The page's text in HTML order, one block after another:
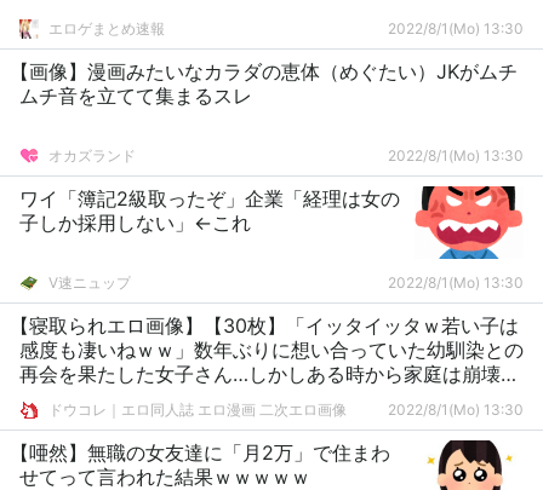
エロゲまとめ速報 2022/8/1(Mo) 13:30
【画像】漫画みたいなカラダの恵体（めぐたい）JKがムチ
ムチ音を立てて集まるスレ
オカズランド 2022/8/1(Mo) 13:30
ワイ「簿記2級取ったぞ」企業「経理は女の
子しか採用しない」←これ
V速ニュップ 2022/8/1(Mo) 13:30
【寝取られエロ画像】【30枚】「イッタイッタｗ若い子は
感度も凄いねｗｗ」数年ぶりに想い合っていた幼馴染との
再会を果たした女子さん…しかしある時から家庭は崩壊し
父の慰み者となった
ドウコレ｜エロ同人誌 エロ漫画 二次エロ画像 2022/8/1(Mo) 13:30
【唖然】無職の女友達に「月2万」で住まわ
せてって言われた結果ｗｗｗｗｗ